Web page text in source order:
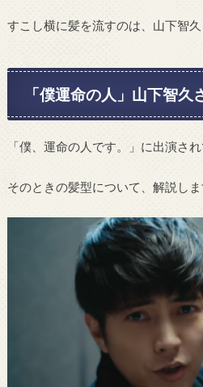
すこし横に髪を流すのは、山下智
「僕運命の人」山下智久
「僕、運命の人です。」に出演さ
そのときの髪型について、解説しま